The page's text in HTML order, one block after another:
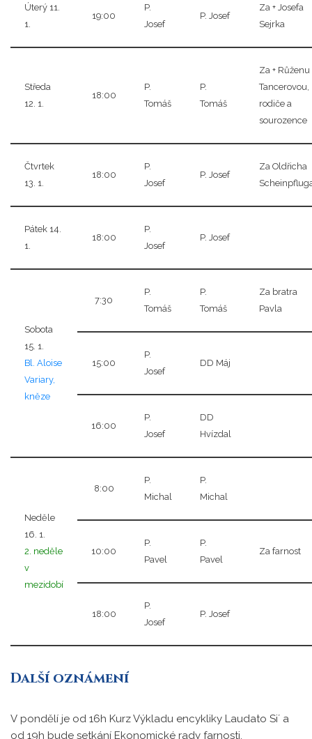
Úterý 11.
1.
19:00
P.
Josef
P. Josef
Za + Josefa
Sejrka
Středa
12. 1.
18:00
P.
Tomáš
P.
Tomáš
Za + Růženu
Tancerovou,
rodiče a
sourozence
Čtvrtek
13. 1.
18:00
P.
Josef
P. Josef
Za Oldřicha
Pátek 14.
1.
18:00
P.
Josef
P. Josef
Sobota
15. 1.
Bl. Aloise
Variary,
kněze
7:30
P.
Tomáš
P.
Tomáš
Za bratra
Pavla
15:00
P.
Josef
DD Máj
16:00
P.
Josef
DD
Hvízdal
Neděle
16. 1.
2. neděle
v
mezidobí
8:00
P.
Michal
P.
Michal
10:00
P.
Pavel
P.
Pavel
Za farnost
18:00
P.
Josef
P. Josef
Další oznámení
V pondělí je od 16h Kurz Výkladu encykliky Laudato Si´ a
od 19h bude setkání Ekonomické rady farnosti.